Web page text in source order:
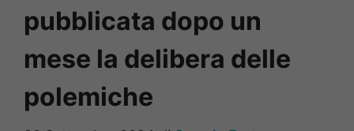
pubblicata dopo un
mese la delibera delle
polemiche